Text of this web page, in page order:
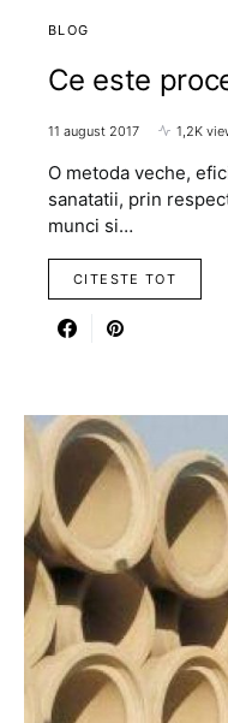
BLOG
Ce este
11 august 2017 1,2K
O metoda veche,
sanatatii, prin
munci si…
CITESTE TOT